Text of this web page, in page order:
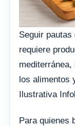
Seguir
requiere
los alimentos
Ilustrativa
Para quienes